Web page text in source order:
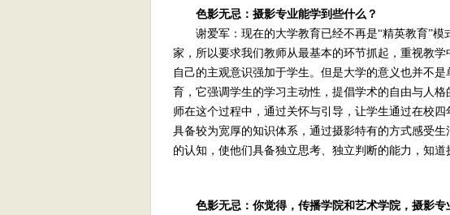
色影无忌：摄影专业能学到些什么？
谢爱军：现在的大学教育已经不再是“精英教育”模
家，所以要求我们教师从最基本的环节抓起，重视教
自己的主观意识强加于学生。但是大学的意义也并不
育，它强调学生的学习主动性，提倡学术的自由与人
师在这个过程中，通过关怀与引导，让学生通过在校
具备较为宽厚的知识体系，通过摄影特有的方式感受
的认知，使他们具备独立思考、独立判断的能力，知道
色影无忌：你觉得，传播学院和艺术学院，摄影专